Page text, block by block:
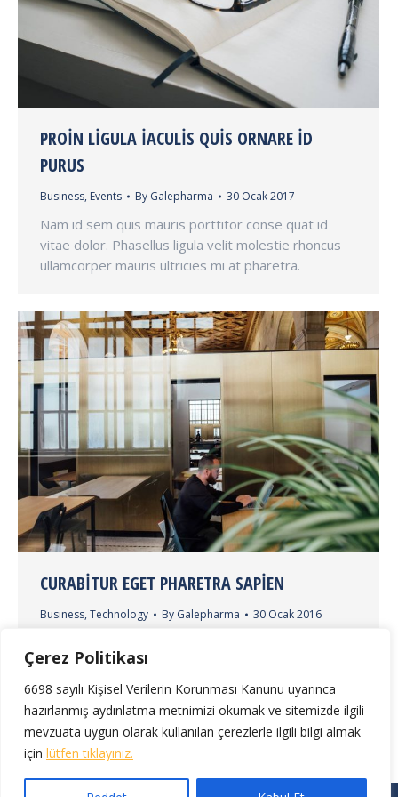
Çerez Politikası
6698 sayılı Kişisel Verilerin Korunması Kanunu uyarınca
hazırlanmış aydınlatma metnimizi okumak ve sitemizde ilgili
mevzuata uygun olarak kullanılan çerezlerle ilgili bilgi almak
için lütfen tıklayınız.
PROIN LIGULA IACULIS QUIS ORNARE ID
PURUS
Business, Events By Galepharma 30 Ocak 2017
Nam id sem quis mauris porttitor conse quat id
vitae dolor. Phasellus ligula velit molestie rhoncus
ullamcorper mauris ultricies mi at pharetra.
CURABITUR EGET PHARETRA SAPIEN
Business, Technology By Galepharma 30 Ocak 2016
dolor. Phasellus ligula velit molestie rhoncus
ullamcorper mauris ultricies mi at pharetra.